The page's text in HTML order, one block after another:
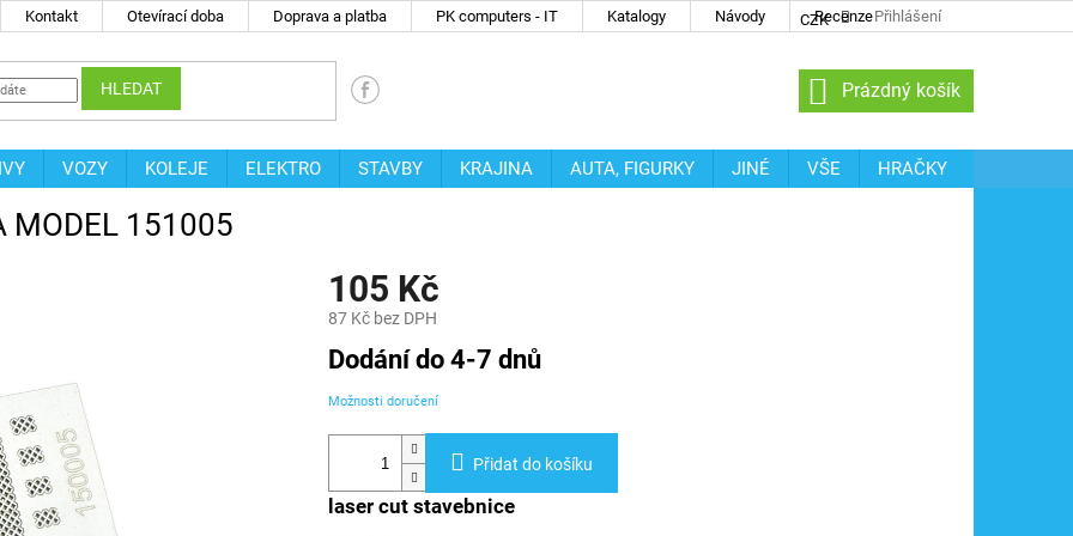
Kontakt Otevírací doba Doprava a platba PK computers - IT Katalogy Návody Recenze
CZK Přihlášení
HLEDAT
NÁKUPNÍ
KOŠÍK
Prázdný košík
VOZY KOLEJE ELEKTRO STAVBY KRAJINA AUTA, FIGURKY JINÉ VŠE
HRAČKY
MODEL 151005
105 Kč
87 Kč bez DPH
Měrná
cena:
Dodání do 4-7 dnů
Možnosti doručení
Přidat do košíku
laser cut stavebnice